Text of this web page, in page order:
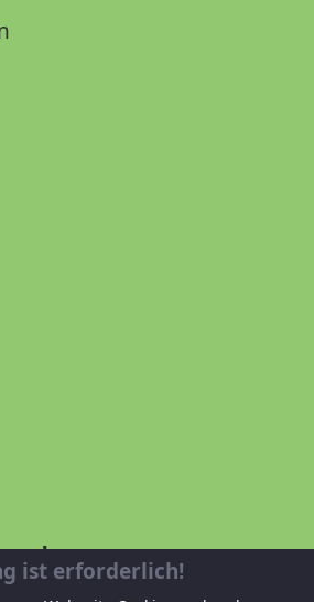
ist erforderlich!